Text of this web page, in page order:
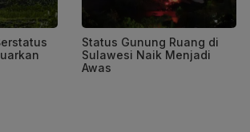
Status Gunung Ruang di
Sulawesi Naik Menjadi
Awas